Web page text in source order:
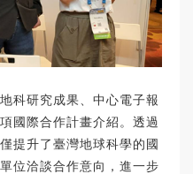
科研究成果、中心電子報
國際合作計畫介紹。透過
提升了臺灣地球科學的國
位洽談合作意向，進一步